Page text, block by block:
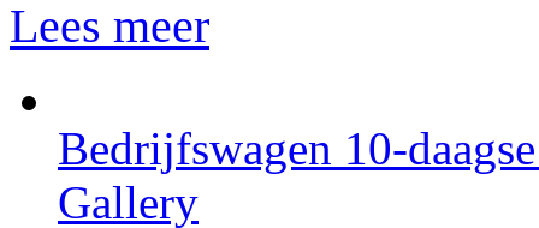
Lees meer
Bedrijfswagen 10-
Gallery